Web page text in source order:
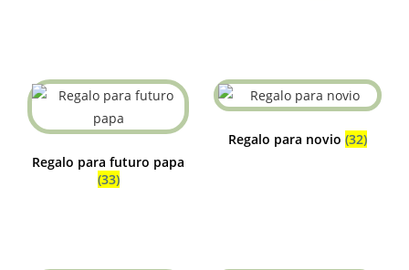
Regalo para futuro papa
(33)
Regalo para novio (32)